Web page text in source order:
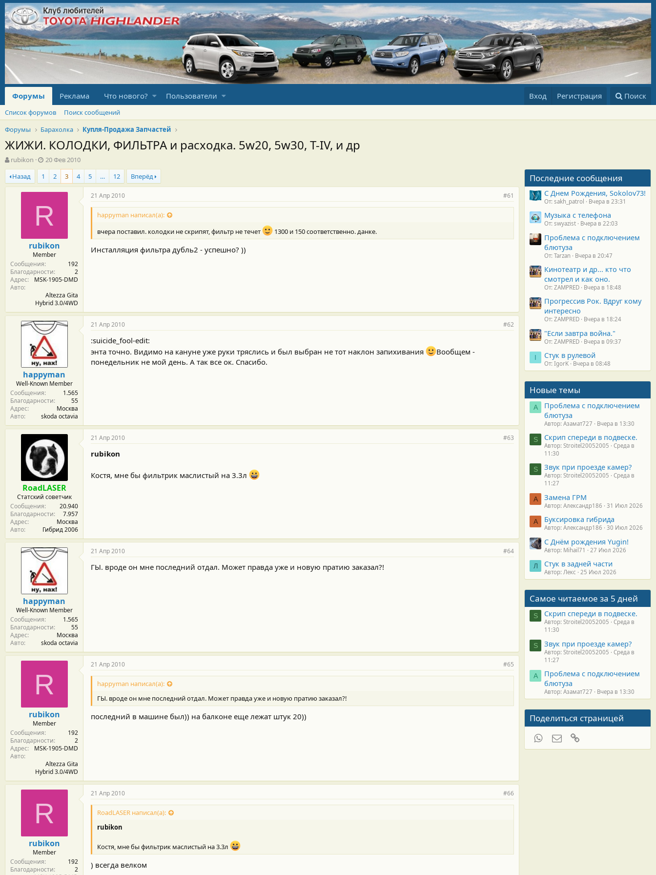
Форумы Реклама Что нового? Пользователи Вход Регистрация Поиск
Список форумов
Поиск сообщений
Форумы
Барахолка Купля-Продажа Запчастей
ЖИЖИ. КОЛОДКИ, ФИЛЬТРА и расходка. 5w20, 5w30, T-IV, и др
А
в
т
о
rubikon
Д
а
а
н
ч
а
а
20 Фев 2010
Назад
1 2 3 4 5 … 12 Вперёд
R
rubikon
Member
Сообщения
192
Благодарности
2
Адрес
MSK-1905-DMD
Авто
Altezza Gita
Hybrid 3.0/4WD
21 Апр 2010 #61
happyman написал(а):
вчера поставил. колодки не скрипят, фильтр не течет
1300 и 150 соответственно. данке.
Инсталляция фильтра дубль2 - успешно? ))
happyman
Well-Known Member
Сообщения
1.565
Благодарности
55
Адрес
Москва
Авто
skoda octavia
21 Апр 2010 #62
:suicide_fool-edit:
энта точно. Видимо на кануне уже руки тряслись и был выбран не тот наклон запихивания
Вообщем -
понедельник не мой день. А так все ок. Спасибо.
RoadLASER
Статский советчик
Сообщения
20.940
Благодарности
7.957
Адрес
Москва
Авто
Гибрид 2006
21 Апр 2010 #63
rubikon
Костя, мне бы фильтрик маслистый на 3.3л
happyman
Well-Known Member
Сообщения
1.565
Благодарности
55
Адрес
Москва
Авто
skoda octavia
21 Апр 2010 #64
ГЫ. вроде он мне последний отдал. Может правда уже и новую пратию заказал?!
R
rubikon
Member
Сообщения
192
Благодарности
2
Адрес
MSK-1905-DMD
Авто
Altezza Gita
Hybrid 3.0/4WD
21 Апр 2010 #65
happyman написал(а):
ГЫ. вроде он мне последний отдал. Может правда уже и новую пратию заказал?!
последний в машине был)) на балконе еще лежат штук 20))
R
rubikon
Member
Сообщения
192
Благодарности
2
21 Апр 2010 #66
RoadLASER написал(а):
rubikon
Костя, мне бы фильтрик маслистый на 3.3л
) всегда велком
Последние сообщения
С Днем Рождения, Sokolov73!
От: sakh_patrol Вчера в 23:31
Музыка с телефона
От: swyazist Вчера в 22:03
Проблема с подключением
блютуза
От: Tarzan Вчера в 20:47
Кинотеатр и др... кто что
смотрел и как оно.
От: ZAMPRED Вчера в 18:48
Прогрессив Рок. Вдруг кому
интересно
От: ZAMPRED Вчера в 18:24
"Если завтра война."
От: ZAMPRED Вчера в 09:37
I Стук в рулевой
От: IgorK Вчера в 08:48
Новые темы
А
Проблема с подключением
блютуза
Автор: Азамат727 Вчера в 13:30
S Скрип спереди в подвеске.
Автор: Stroitel20052005
Среда в
11:30
S Звук при проезде камер?
Автор: Stroitel20052005
Среда в
11:27
А Замена ГРМ
Автор: Александр186 31 Июл 2026
А Буксировка гибрида
Автор: Александр186 30 Июл 2026
С Днём рождения Yugin!
Автор: Mihail71 27 Июл 2026
Л Стук в задней части
Автор: Лекс 25 Июл 2026
Самое читаемое за 5 дней
S Скрип спереди в подвеске.
Автор: Stroitel20052005
Среда в
11:30
S Звук при проезде камер?
Автор: Stroitel20052005
Среда в
11:27
А
Проблема с подключением
блютуза
Автор: Азамат727 Вчера в 13:30
Поделиться страницей
WhatsAppЭлектронная почта